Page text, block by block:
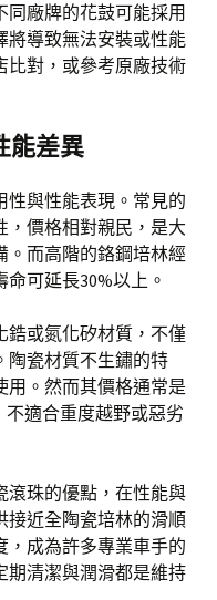
廠牌的花鼓可能採用
將導致無法安裝或性能
比對，或參考原廠技術
能差異
性與性能表現。常見的
，價格相對親民，是大
。而高階的鉻鋼培林經
可延長30%以上。
鋯或氮化矽材質，不僅
陶瓷材質不生鏽的特
用。然而其價格通常是
適合重度越野或惡劣
滾珠的優點，在性能與
接近全陶瓷培林的滑順
，成為許多專業車手的
期清潔與潤滑都是維持